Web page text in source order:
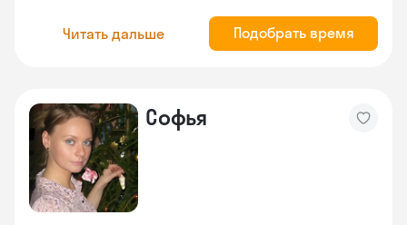
Читать дальше Подобрать время
Софья